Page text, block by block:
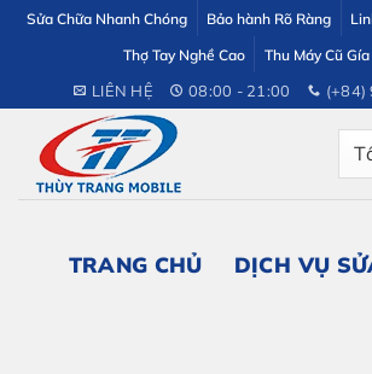
dung
Sửa Chữa Nhanh Chóng Bảo hành Rõ Ràng
Thợ Tay Nghề Cao
Thu Máy Cũ
LIÊN HỆ 08:00 - 21:00 (+84)
TRANG CHỦ DỊCH VỤ